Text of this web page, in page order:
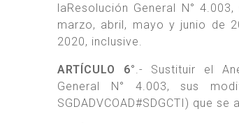
laResolución General N°
marzo, abril, mayo y junio de
2020, inclusive.
ARTÍCULO 6° .- Sustituir el
General N° 4.003, sus
SGDADVCOAD#SDGCTI) que